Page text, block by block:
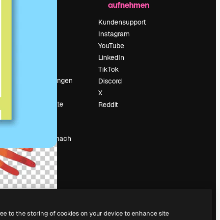
Veranstaltungen
Deine Inhalte
Suchst du nach
magnific.ai
aufnehmen
Kundensupport
Instagram
YouTube
LinkedIn
TikTok
Discord
X
Reddit
to the storing of cookies on your device to enhance site